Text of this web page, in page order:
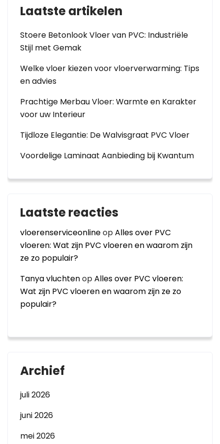
Laatste artikelen
Stoere Betonlook Vloer van PVC: Industriële
Stijl met Gemak
Welke vloer kiezen voor vloerverwarming: Tips
en advies
Prachtige Merbau Vloer: Warmte en Karakter
voor uw Interieur
Tijdloze Elegantie: De Walvisgraat PVC Vloer
Voordelige Laminaat Aanbieding bij Kwantum
Laatste reacties
vloerenserviceonlineopAlles over PVC
vloeren: Wat zijn PVC vloeren en waarom zijn
ze zo populair?
Tanya vluchtenopAlles over PVC vloeren:
Wat zijn PVC vloeren en waarom zijn ze zo
populair?
Archief
juli 2026
juni 2026
mei 2026